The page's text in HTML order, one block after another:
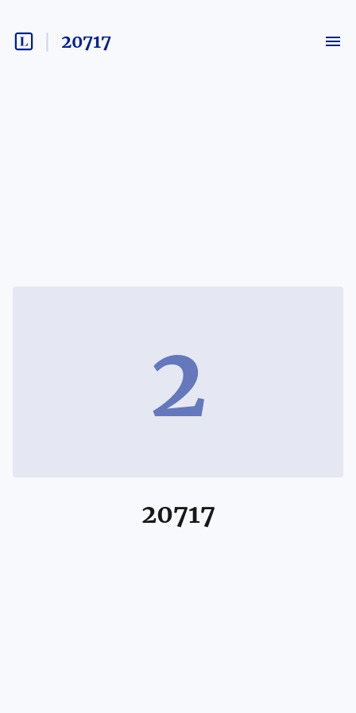
20717
2
20717